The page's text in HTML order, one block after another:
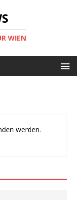
WIEN
werden.